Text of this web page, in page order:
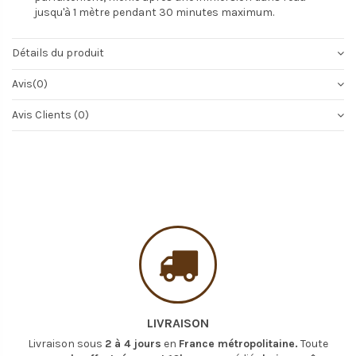
jusqu'à 1 mètre pendant 30 minutes maximum.
Détails du produit
Avis(0)
Avis Clients (0)
LIVRAISON
Livraison sous 2 à 4 jours en France métropolitaine. Toute